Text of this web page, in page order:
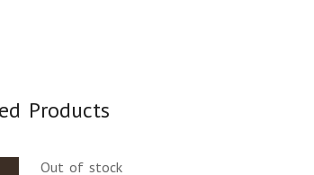
Products
Out of stock